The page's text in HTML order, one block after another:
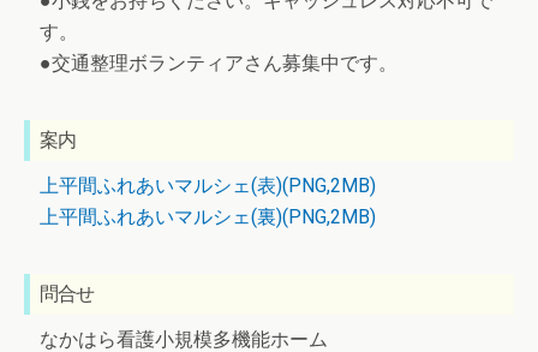
す。
●交通整理ボランティアさん募集中です。
案内
上平間ふれあいマルシェ(表)(PNG,2MB)
上平間ふれあいマルシェ(裏)(PNG,2MB)
問合せ
なかはら看護小規模多機能ホーム